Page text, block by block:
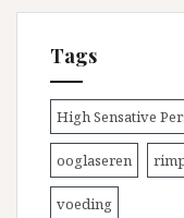
Tags
High Sensative
ooglaseren
voeding